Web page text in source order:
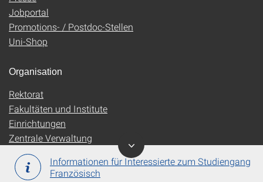
Informationen für Interessierte zum Studiengang
Französisch
Jobportal
Promotions- / Postdoc-Stellen
Uni-Shop
Organisation
Rektorat
Fakultäten und Institute
Einrichtungen
Zentrale Verwaltung